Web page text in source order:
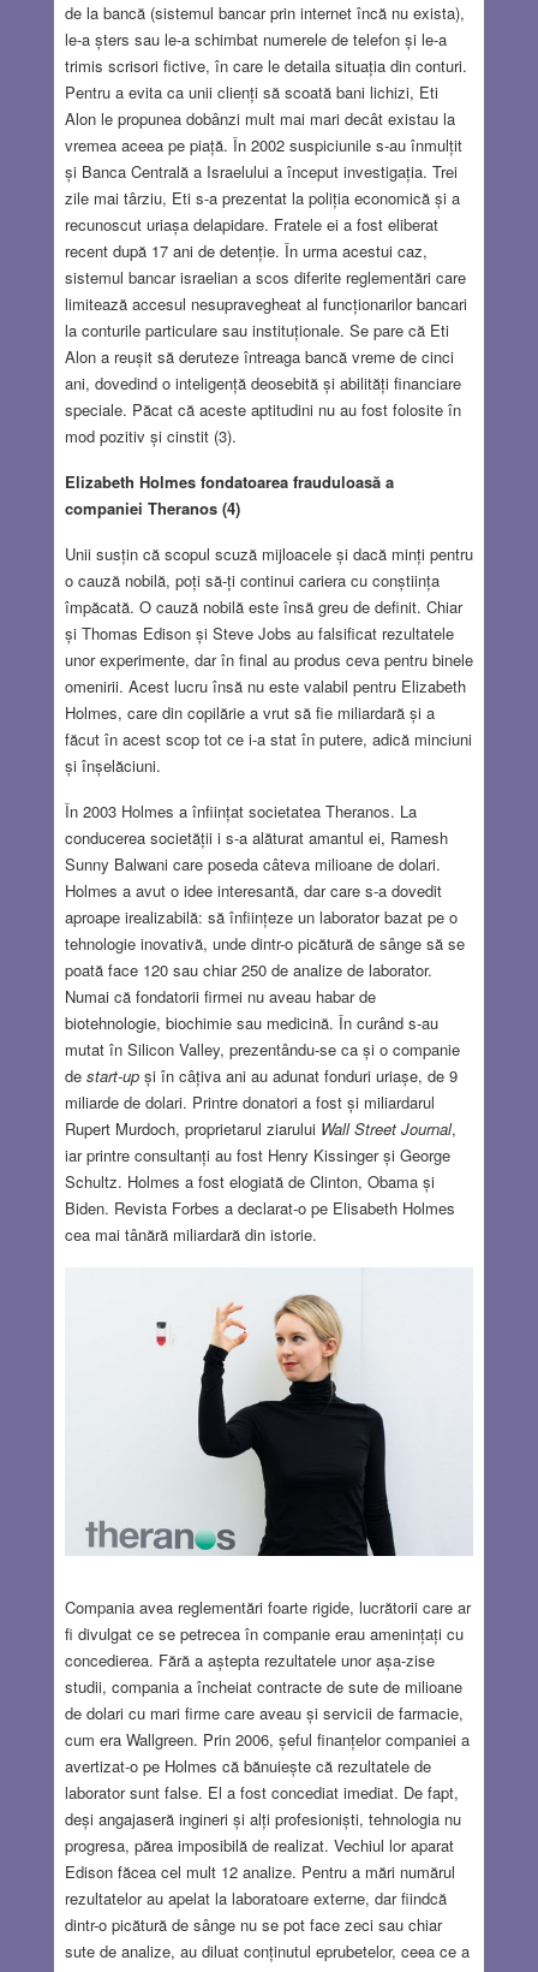
de la bancă (sistemul bancar prin internet încă nu exista),
le-a șters sau le-a schimbat numerele de telefon și le-a
trimis scrisori fictive, în care le detaila situația din conturi.
Pentru a evita ca unii clienți să scoată bani lichizi, Eti
Alon le propunea dobânzi mult mai mari decât existau la
vremea aceea pe piață. În 2002 suspiciunile s-au înmulțit
și Banca Centrală a Israelului a început investigația. Trei
zile mai târziu, Eti s-a prezentat la poliția economică și a
recunoscut uriașa delapidare. Fratele ei a fost eliberat
recent după 17 ani de detenție. În urma acestui caz,
sistemul bancar israelian a scos diferite reglementări care
limitează accesul nesupravegheat al funcționarilor bancari
la conturile particulare sau instituționale. Se pare că Eti
Alon a reușit să deruteze întreaga bancă vreme de cinci
ani, dovedind o inteligență deosebită și abilități financiare
speciale. Păcat că aceste aptitudini nu au fost folosite în
mod pozitiv și cinstit (3).
Elizabeth Holmes fondatoarea frauduloasă a
companiei Theranos (4)
Unii susțin că scopul scuză mijloacele și dacă minți pentru
o cauză nobilă, poți să-ți continui cariera cu conștiința
împăcată. O cauză nobilă este însă greu de definit. Chiar
și Thomas Edison și Steve Jobs au falsificat rezultatele
unor experimente, dar în final au produs ceva pentru binele
omenirii. Acest lucru însă nu este valabil pentru Elizabeth
Holmes, care din copilărie a vrut să fie miliardară și a
făcut în acest scop tot ce i-a stat în putere, adică minciuni
și înșelăciuni.
În 2003 Holmes a înființat societatea Theranos. La
conducerea societății i s-a alăturat amantul ei, Ramesh
Sunny Balwani care poseda câteva milioane de dolari.
Holmes a avut o idee interesantă, dar care s-a dovedit
aproape irealizabilă: să înființeze un laborator bazat pe o
tehnologie inovativă, unde dintr-o picătură de sânge să se
poată face 120 sau chiar 250 de analize de laborator.
Numai că fondatorii firmei nu aveau habar de
biotehnologie, biochimie sau medicină. În curând s-au
mutat în Silicon Valley, prezentându-se ca și o companie
de start-upși în câțiva ani au adunat fonduri uriașe, de 9
miliarde de dolari. Printre donatori a fost și miliardarul
Rupert Murdoch, proprietarul ziarului Wall Street Journal,
iar printre consultanți au fost Henry Kissinger și George
Schultz. Holmes a fost elogiată de Clinton, Obama și
Biden. Revista Forbes a declarat-o pe Elisabeth Holmes
cea mai tânără miliardară din istorie.
Compania avea reglementări foarte rigide, lucrătorii care ar
fi divulgat ce se petrecea în companie erau amenințați cu
concedierea. Fără a aștepta rezultatele unor așa-zise
studii, compania a încheiat contracte de sute de milioane
de dolari cu mari firme care aveau și servicii de farmacie,
cum era Wallgreen. Prin 2006, șeful finanțelor companiei a
avertizat-o pe Holmes că bănuiește că rezultatele de
laborator sunt false. El a fost concediat imediat. De fapt,
deși angajaseră ingineri și alți profesioniști, tehnologia nu
progresa, părea imposibilă de realizat. Vechiul lor aparat
Edison făcea cel mult 12 analize. Pentru a mări numărul
rezultatelor au apelat la laboratoare externe, dar fiindcă
dintr-o picătură de sânge nu se pot face zeci sau chiar
sute de analize, au diluat conținutul eprubetelor, ceea ce a